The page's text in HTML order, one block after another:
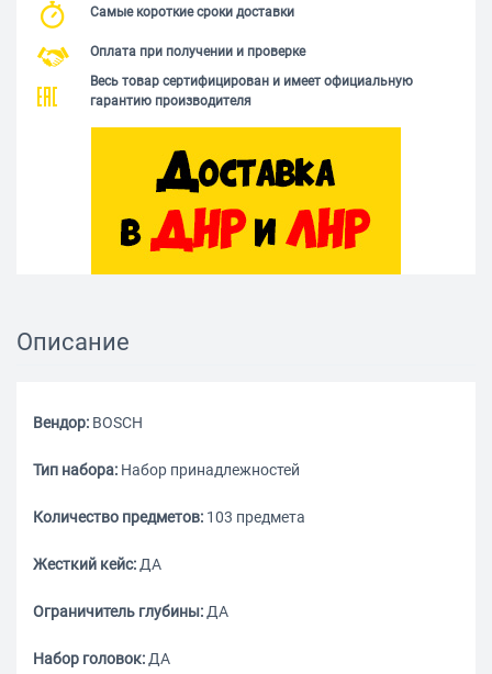
Самые короткие сроки доставки
Оплата при получении и проверке
Весь товар сертифицирован и имеет официальную
гарантию производителя
Описание
Вендор: BOSCH
Тип набора: Набор принадлежностей
Количество предметов: 103 предмета
Жесткий кейс:ДА
Ограничитель глубины:ДА
Набор головок:ДА